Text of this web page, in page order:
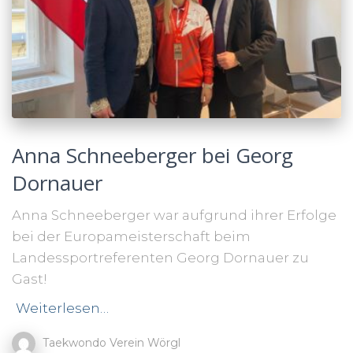
Anna Schneeberger bei Georg
Dornauer
Anna Schneeberger war aufgrund ihrer Erfolge
bei der Europameisterschaft beim
Landessportreferenten Georg Dornauer zu
Gast!
Weiterlesen…
Taekwondo Verein Wörgl